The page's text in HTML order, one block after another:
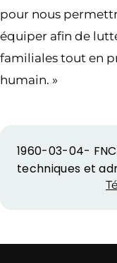
pour nous
équiper afin de
familiales tout en
humain. »
1960-03-04-
techniques et